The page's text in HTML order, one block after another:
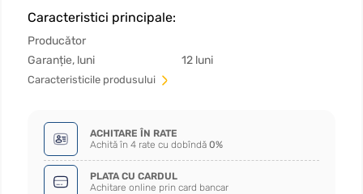
Caracteristici principale:
Producător
Garanție, luni
12 luni
Сaracteristicile produsului
ACHITARE ÎN RATE
Achită în 4 rate cu dobîndă 0%
PLATA CU CARDUL
Achitare online prin card bancar